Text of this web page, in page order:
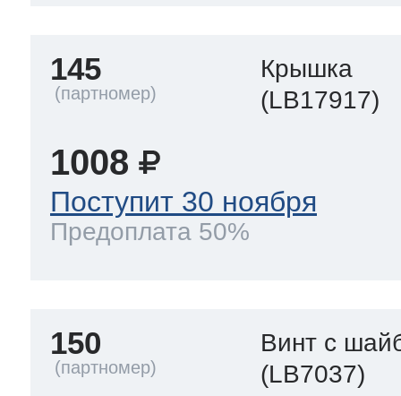
145
Крышка
(LB17917)
1008
Поступит 30 ноября
Предоплата 50%
150
Винт с
(LB7037)